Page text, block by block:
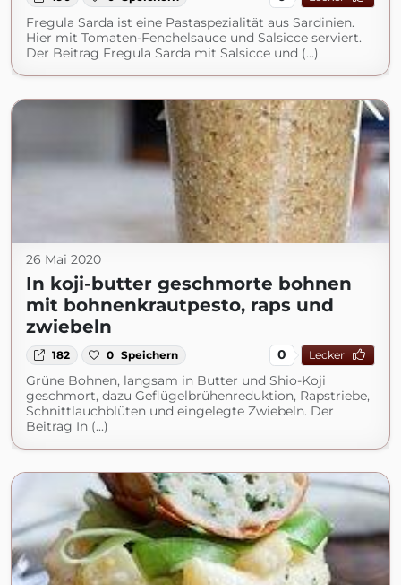
Fregula Sarda ist eine Pastaspezialität aus Sardinien.
Hier mit Tomaten-Fenchelsauce und Salsicce serviert.
Der Beitrag Fregula Sarda mit Salsicce und (...)
26 Mai 2020
In koji-butter geschmorte bohnen
mit bohnenkrautpesto, raps und
zwiebeln
182 0 Speichern 0 Lecker
Grüne Bohnen, langsam in Butter und Shio-Koji
geschmort, dazu Geflügelbrühenreduktion, Rapstriebe,
Schnittlauchblüten und eingelegte Zwiebeln. Der
Beitrag In (...)